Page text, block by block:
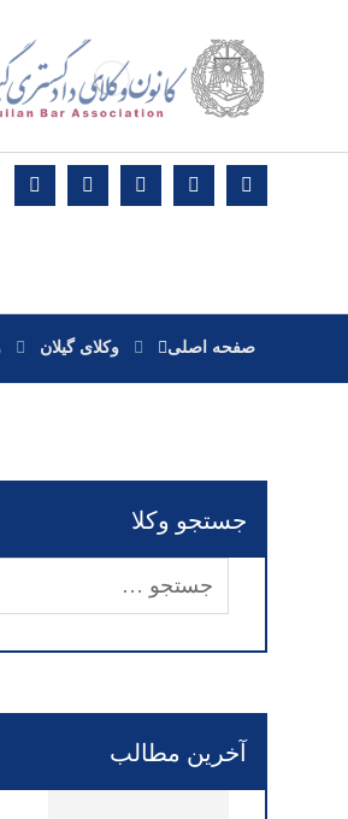
صفحه اصلی وکلای گیلان
جستجو وکلا
آخرین مطالب